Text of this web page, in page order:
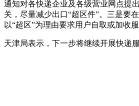
通知对各快递企业及各级营业网点提
关，尽量减少出口“超区件”。三是要
以“超区”为理由要求用户自取或加收
天津局表示，下一步将继续开展快递
来源：